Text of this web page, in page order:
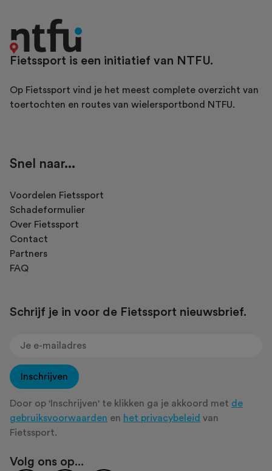
Fietssport is een initiatief van NTFU.
Op Fietssport vind je het meest complete overzicht van
toertochten en routes van wielersportbond NTFU.
Snel naar...
Voordelen Fietssport
Schadeformulier
Over Fietssport
Contact
Partners
FAQ
Schrijf je in voor de Fietssport nieuwsbrief.
Inschrijven
Door op 'Inschrijven' te klikken ga je akkoord met de
gebruiksvoorwaarden en het privacybeleid van
Fietssport.
Volg ons op...